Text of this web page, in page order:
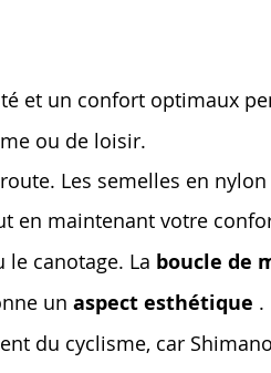
et un confort optimaux
ou de loisir.
Les semelles en
en maintenant votre
canotage. La boucle de
un aspect esthétique .
du cyclisme, car